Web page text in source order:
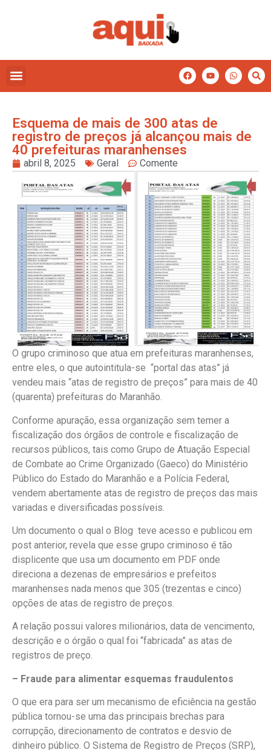
Esquema de mais de 300 atas de
registro de preços já alcançou mais de
40 prefeituras maranhenses
abril 8, 2025 Geral Comente
O grupo criminoso que atua em prefeituras maranhenses,
entre eles, o que autointitula-se “portal das atas” já
vendeu mais “atas de registro de preços” para mais de 40
(quarenta) prefeituras do Maranhão.
Conforme apuração, essa organização sem temer a
fiscalização dos órgãos de controle e fiscalização de
recursos públicos, tais como Grupo de Atuação Especial
de Combate ao Crime Organizado (Gaeco) do Ministério
Público do Estado do Maranhão e a Polícia Federal,
vendem abertamente atas de registro de preços das mais
variadas e diversificadas possíveis.
Um documento o qual o Blog teve acesso e publicou em
post anterior, revela que esse grupo criminoso é tão
displicente que usa um documento em PDF onde
direciona a dezenas de empresários e prefeitos
maranhenses nada menos que 305 (trezentas e cinco)
opções de atas de registro de preços.
A relação possui valores milionários, data de vencimento,
descrição e o órgão o qual foi “fabricada” as atas de
registros de preço.
– Fraude para alimentar esquemas fraudulentos
O que era para ser um mecanismo de eficiência na gestão
pública tornou-se uma das principais brechas para
corrupção, direcionamento de contratos e desvio de
dinheiro público. O Sistema de Registro de Preços (SRP),